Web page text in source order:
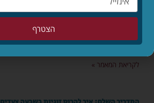
הילדים לפני הכול – סיפורו המופלא של יאנוש
קורצ'אק
מותר לי לאהוב שוב?
לקריאת המאמר »
הצטרף